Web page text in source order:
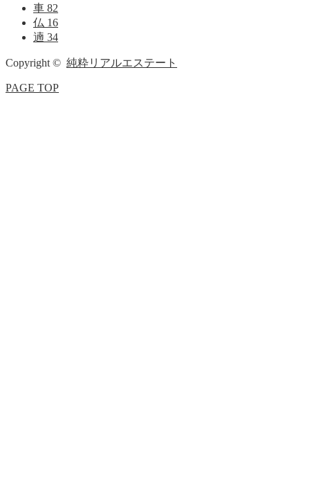
車 82
仏 16
遖 34
Copyright © 純粋リアルエステート
PAGE TOP